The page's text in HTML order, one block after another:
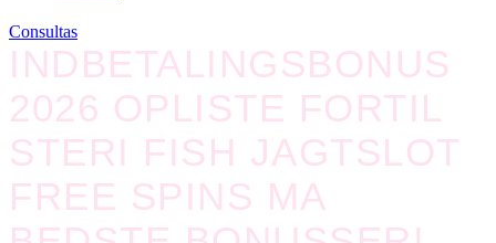
Consultas
INDBETALINGSBONUS
2026 OPLISTE FORTIL
STERI FISH JAGTSLOT
FREE SPINS MA